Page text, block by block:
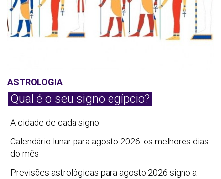
ASTROLOGIA
Qual é o seu signo egípcio?
A cidade de cada signo
Calendário lunar para agosto 2026: os melhores dias
do mês
Previsões astrológicas para agosto 2026 signo a